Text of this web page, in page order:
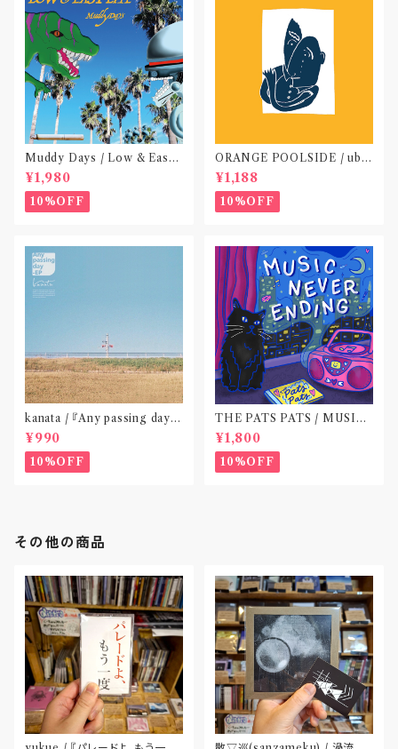
Muddy Days / Low & Easy
Life〝東京〟
¥1,980
10%OFF
ORANGE POOLSIDE / ubu
(CD作品)〝神奈川・厚木〟
¥1,188
10%OFF
kanata / 『Any passing day -
EP』(CD作品)〝東京〟
¥990
10%OFF
THE PATS PATS / MUSIC
NEVER ENDING(CD作品)
¥1,800
10%OFF
その他の商品